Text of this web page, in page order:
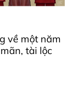
về một năm
tài lộc